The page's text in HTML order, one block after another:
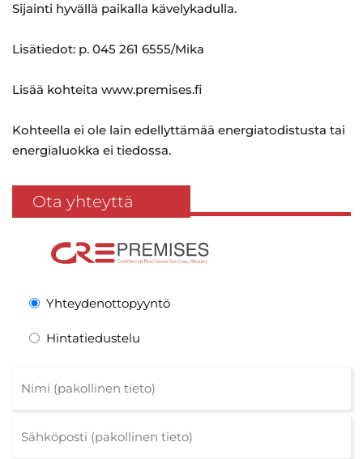
Sijainti hyvällä paikalla kävelykadulla.
Lisätiedot: p. 045 261 6555/Mika
Lisää kohteita www.premises.fi
Kohteella ei ole lain edellyttämää energiatodistusta tai
energialuokka ei tiedossa.
Ota yhteyttä
Yhteydenottopyyntö
Hintatiedustelu